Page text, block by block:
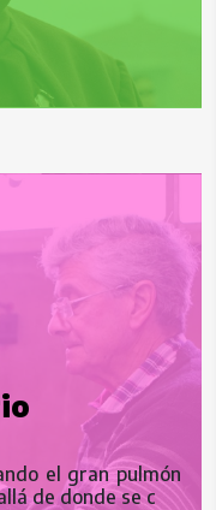
el gran pulmón
de donde se c